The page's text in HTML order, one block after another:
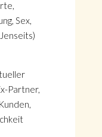
Sex,
Partner,